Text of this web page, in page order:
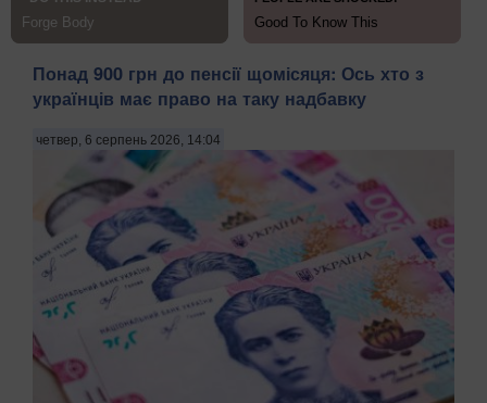
Понад 900 грн до пенсії щомісяця: Ось хто з
українців має право на таку надбавку
четвер, 6 серпень 2026, 14:04